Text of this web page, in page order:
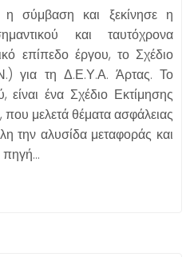
σύμβαση και ξεκίνησε η
και ταυτόχρονα
επίπεδο έργου, το Σχέδιο
για τη Δ.Ε.Υ.Α. Άρτας. Το
ένα Σχέδιο Εκτίμησης
που μελετά θέματα ασφάλειας
την αλυσίδα μεταφοράς και
πηγή…